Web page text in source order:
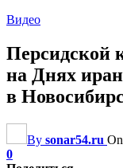
Видео
Персидской
на Днях
в
By sonar54.ru On
0